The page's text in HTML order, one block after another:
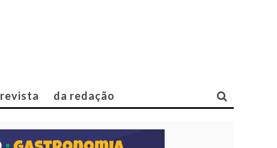
revista da redação